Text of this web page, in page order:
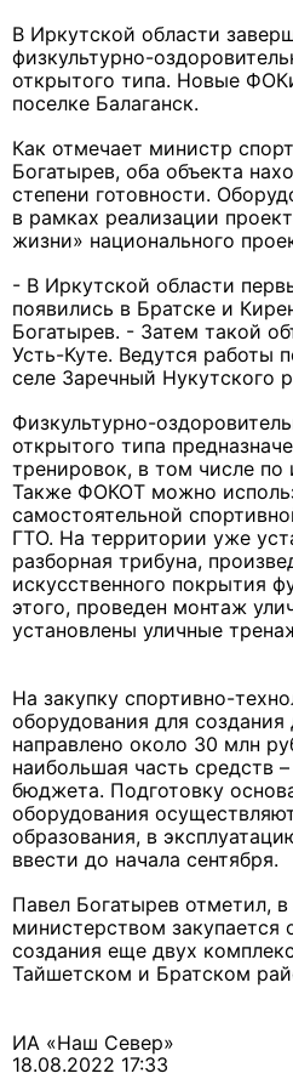
В Иркутской области
физкультурно-
открытого типа. Новые
поселке Балаганск.
Как отмечает министр
Богатырев, оба объекта
степени готовности.
в рамках реализации
жизни» национального
- В Иркутской области
появились в Братске и
Богатырев. - Затем такой
Усть-Куте. Ведутся работы
селе Заречный Нукутского
Физкультурно-
открытого типа
тренировок, в том числе
Также ФОКОТ можно
самостоятельной
ГТО. На территории уже
разборная трибуна,
искусственного покрытия
этого, проведен монтаж
установлены уличные
На закупку спортивно-
оборудования для
направлено около 30 млн
наибольшая часть средств
бюджета. Подготовку
оборудования
образования, в
ввести до начала сентября.
Павел Богатырев отметил,
министерством закупается
создания еще двух
Тайшетском и Братском
ИА «Наш Север»
18.08.2022 17:33